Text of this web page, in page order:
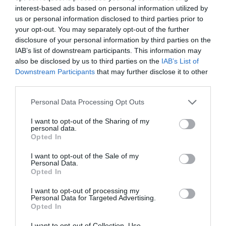
interest-based ads based on personal information utilized by
us or personal information disclosed to third parties prior to
your opt-out. You may separately opt-out of the further
disclosure of your personal information by third parties on the
IAB’s list of downstream participants. This information may
also be disclosed by us to third parties on the IAB’s List of
Downstream Participants that may further disclose it to other
Please note that this website/app uses one or more Google
not limited to your visit or usage behaviour. You may click to
grant or deny consent to Google and its third-party tags to
use your data for below specified purposes in below Google
consent section.
Personal Data Processing Opt Outs
I want to opt-out of the Sharing of my
personal data.
Opted In
I want to opt-out of the Sale of my
Personal Data.
Opted In
I want to opt-out of processing my
Personal Data for Targeted Advertising.
Opted In
Adrère Amellal
SINGITA LEBOMBO LODGE – AFRICA
DE SUD
Singita Lebombo Lodge
situat în Parcul Național
Kruger au fost create 13 camere în peretele de
stâncă, cu o vedere minunată asupra râului
N'wanetsi. Fiecare cameră are propriul balcon, din
care putem observa viața de zi cu zi a animalelor